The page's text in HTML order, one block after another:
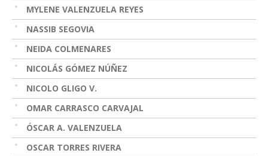
MYLENE VALENZUELA REYES
NASSIB SEGOVIA
NEIDA COLMENARES
NICOLÁS GÓMEZ NÚÑEZ
NICOLO GLIGO V.
OMAR CARRASCO CARVAJAL
ÓSCAR A. VALENZUELA
OSCAR TORRES RIVERA